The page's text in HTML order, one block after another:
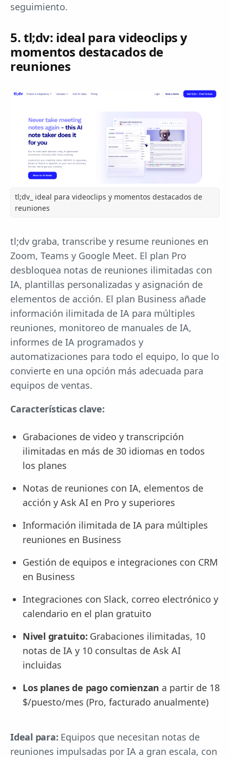
seguimiento.
5. tl;dv: ideal para videoclips y
momentos destacados de
reuniones
tl;dv_ ideal para videoclips y momentos destacados de
reuniones
tl;dv graba, transcribe y resume reuniones en
Zoom, Teams y Google Meet. El plan Pro
desbloquea notas de reuniones ilimitadas con
IA, plantillas personalizadas y asignación de
elementos de acción. El plan Business añade
información ilimitada de IA para múltiples
reuniones, monitoreo de manuales de IA,
informes de IA programados y
automatizaciones para todo el equipo, lo que lo
convierte en una opción más adecuada para
equipos de ventas.
Características clave:
Grabaciones de video y transcripción
ilimitadas en más de 30 idiomas en todos
los planes
Notas de reuniones con IA, elementos de
acción y Ask AI en Pro y superiores
Información ilimitada de IA para múltiples
reuniones en Business
Gestión de equipos e integraciones con CRM
en Business
Integraciones con Slack, correo electrónico y
calendario en el plan gratuito
Nivel gratuito: Grabaciones ilimitadas, 10
notas de IA y 10 consultas de Ask AI
incluidas
Los planes de pago comienzan a partir de 18
$/puesto/mes (Pro, facturado anualmente)
Ideal para: Equipos que necesitan notas de
reuniones impulsadas por IA a gran escala, con